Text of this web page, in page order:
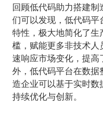
回顾低代码助力搭建制
们可以发现，低代码
特性，极大地简化了
槛，赋能更多非技术
速响应市场变化，提
外，低代码平台在数
造企业可以基于实时
持续优化与创新。